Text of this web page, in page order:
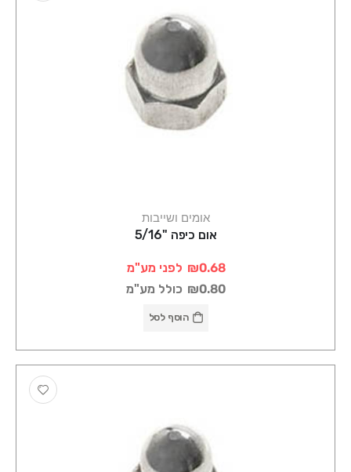
אומים ושייבות
אום כיפה "5/16
₪0.68 לפני מע"מ
₪0.80 כולל מע"מ
הוסף לסל